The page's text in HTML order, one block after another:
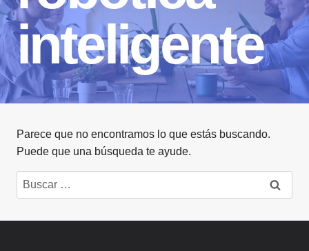
inteligente
Parece que no encontramos lo que estás buscando.
Puede que una búsqueda te ayude.
Buscar: